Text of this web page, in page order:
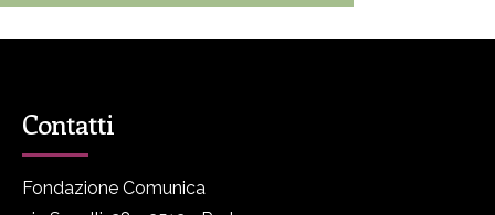
Contatti
Fondazione Comunica